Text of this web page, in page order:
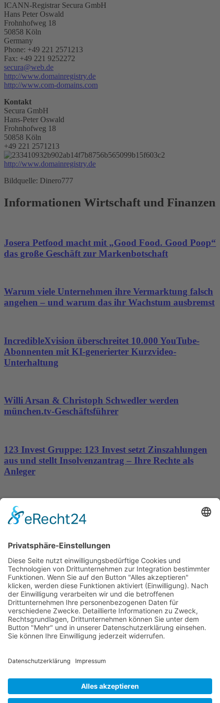
ICANN-Registrar Secura GmbH
Hans Peter Oswald
Frohnhofweg 18
50858 Köln
Germany
Phone: +49 221 2571213
Fax: +49 221 9252272
secura@web.de
http://www.domainregistry.de
http://www.com-domains.com
Kontakt
Secura GmbH
Hans-Peter Oswald
Frohnhofweg 18
50858 Köln
+49 221 2571213
http://www.domainregistry.de
Bildquelle: Dinero777
Informationen Wirtschaft und Finanzen
Josera Petfood macht mit „Good Food. Good Poop“
das große Geschäft zur Markenbotschaft
Warum viele Unternehmen ihre Vermarktung falsch
angehen – und warum das ihr Wachstum ausbremst
IncredibleXvision überschreitet 10.000 YouTube-
Abonnenten mit KI-generierter Kurzvideo-
Unterhaltung
Willi Arsan & Christoph Schwedler werden
münchen.tv-Geschäftsführer
123 Invest Gruppe: 123 Invest setzt Zinszahlungen
aus und stellt Insolvenzantrag – Ihre Rechte als
Anleger
Dronus sichert sich 15 Millionen Dollar und treibt
den Aufbau autonomer Luftinfrastruktur voran
Wichtiges
Impressum
Datenschutz
Kooperation
Werbung
Presse- und Öffentlichkeitsarbeit
Aktuelles
Themenwelt